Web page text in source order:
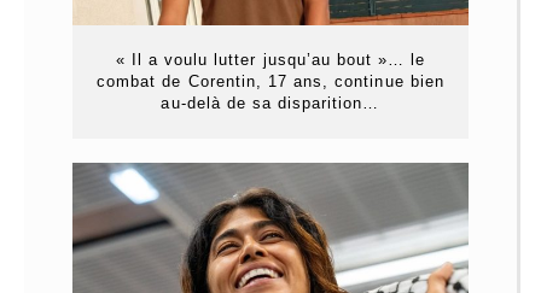
« Il a voulu lutter jusqu’au bout »… le
combat de Corentin, 17 ans, continue bien
au-delà de sa disparition…